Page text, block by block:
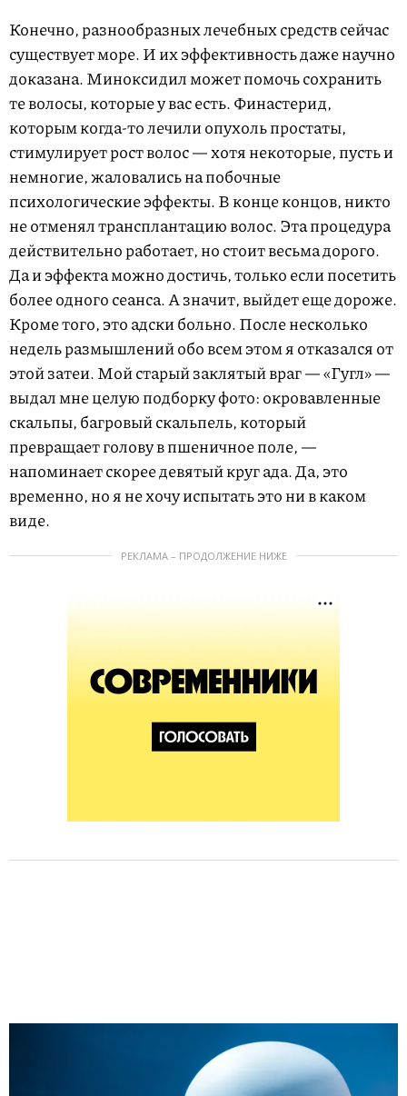
Конечно, разнообразных лечебных средств сейчас
существует море. И их эффективность даже научно
доказана. Миноксидил может помочь сохранить
те волосы, которые у вас есть. Финастерид,
которым когда-то лечили опухоль простаты,
стимулирует рост волос — хотя некоторые, пусть и
немногие, жаловались на побочные
психологические эффекты. В конце концов, никто
не отменял трансплантацию волос. Эта процедура
действительно работает, но стоит весьма дорого.
Да и эффекта можно достичь, только если посетить
более одного сеанса. А значит, выйдет еще дороже.
Кроме того, это адски больно. После несколько
недель размышлений обо всем этом я отказался от
этой затеи. Мой старый заклятый враг — «Гугл» —
выдал мне целую подборку фото: окровавленные
скальпы, багровый скальпель, который
превращает голову в пшеничное поле, —
напоминает скорее девятый круг ада. Да, это
временно, но я не хочу испытать это ни в каком
виде.
РЕКЛАМА – ПРОДОЛЖЕНИЕ НИЖЕ